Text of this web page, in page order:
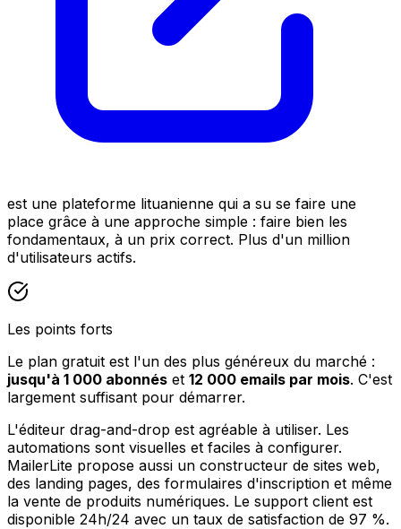
est une plateforme lituanienne qui a su se faire une
place grâce à une approche simple : faire bien les
fondamentaux, à un prix correct. Plus d'un million
d'utilisateurs actifs.
Les points forts
Le plan gratuit est l'un des plus généreux du marché :
jusqu'à 1 000 abonnés et 12 000 emails par mois. C'est
largement suffisant pour démarrer.
L'éditeur drag-and-drop est agréable à utiliser. Les
automations sont visuelles et faciles à configurer.
MailerLite propose aussi un constructeur de sites web,
des landing pages, des formulaires d'inscription et même
la vente de produits numériques. Le support client est
disponible 24h/24 avec un taux de satisfaction de 97 %.